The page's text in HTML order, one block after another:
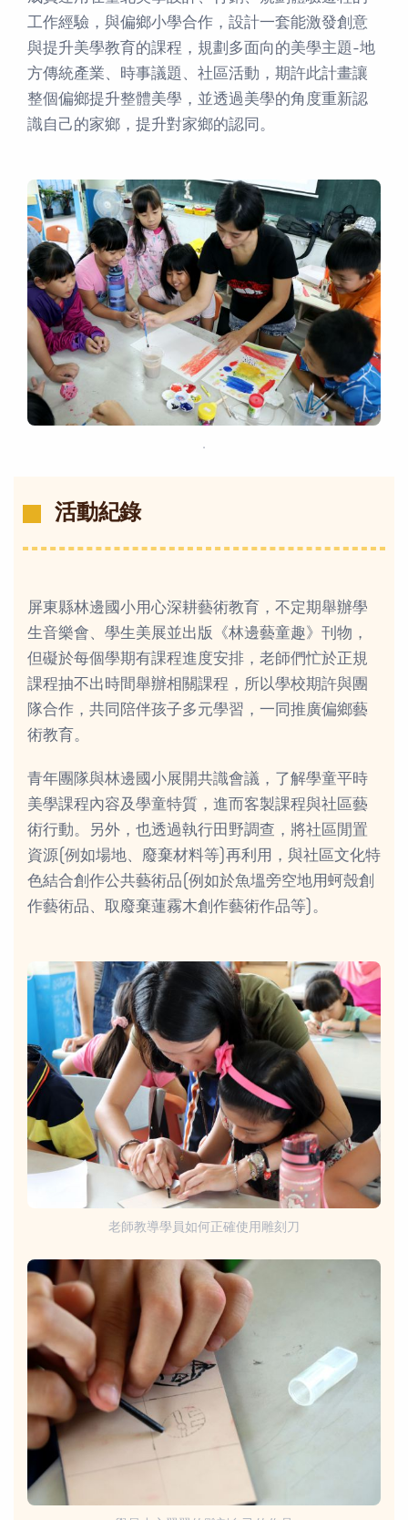
工作經驗，與偏鄉小學合作，設計一套能激發創意
與提升美學教育的課程，規劃多面向的美學主題-地
方傳統產業、時事議題、社區活動，期許此計畫讓
整個偏鄉提升整體美學，並透過美學的角度重新認
識自己的家鄉，提升對家鄉的認同。
．
活動紀錄
屏東縣林邊國小用心深耕藝術教育，不定期舉辦學
生音樂會、學生美展並出版《林邊藝童趣》刊物，
但礙於每個學期有課程進度安排，老師們忙於正規
課程抽不出時間舉辦相關課程，所以學校期許與團
隊合作，共同陪伴孩子多元學習，一同推廣偏鄉藝
術教育。
青年團隊與林邊國小展開共識會議，了解學童平時
美學課程內容及學童特質，進而客製課程與社區藝
術行動。另外，也透過執行田野調查，將社區閒置
資源(例如場地、廢棄材料等)再利用，與社區文化特
色結合創作公共藝術品(例如於魚塭旁空地用蚵殼創
作藝術品、取廢棄蓮霧木創作藝術作品等)。
老師教導學員如何正確使用雕刻刀